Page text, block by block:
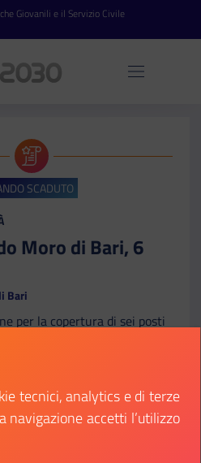
Giovanili e il Servizio Civile
Apri
SCADUTO
Moro di Bari, 6
Bari
per la copertura di sei posti
del 17-09-2024)
ottobre 2024
maggiori dettagli su:
tecnici, analytics e di terze
navigazione accetti l’utilizzo